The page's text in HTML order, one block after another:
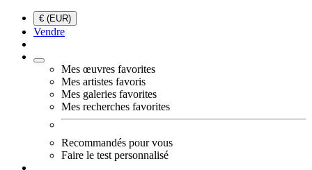
€ (EUR)
Vendre
Mes œuvres favorites
Mes artistes favoris
Mes galeries favorites
Mes recherches favorites
Recommandés pour vous
Faire le test personnalisé